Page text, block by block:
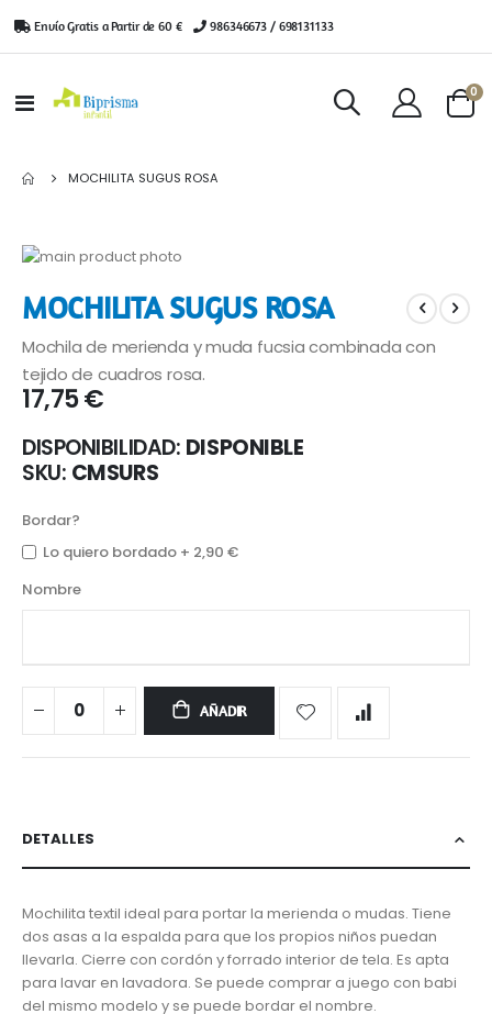
Envío Gratis a Partir de 60 € | 986346673 / 698131133
Toggle
Cart
0
MOCHILITA SUGUS ROSA
Saltar
final
de
la
galería
de
imágenes
al
comienzo
de
la
galería
imágenes
MOCHILITA SUGUS ROSA
Mochila de merienda y muda fucsia combinada con
tejido de cuadros rosa.
17,75 €
DISPONIBILIDAD: DISPONIBLE
SKU CMSURS
Bordar?
Lo quiero bordado + 2,90 €
Nombre
AÑADIR
DETALLES
Mochilita textil ideal para portar la merienda o mudas. Tiene
dos asas a la espalda para que los propios niños puedan
llevarla. Cierre con cordón y forrado interior de tela. Es apta
para lavar en lavadora. Se puede comprar a juego con babi
del mismo modelo y se puede bordar el nombre.